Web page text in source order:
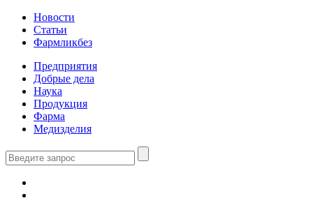
Новости
Статьи
Фармликбез
Предприятия
Добрые дела
Наука
Продукция
Фарма
Медизделия